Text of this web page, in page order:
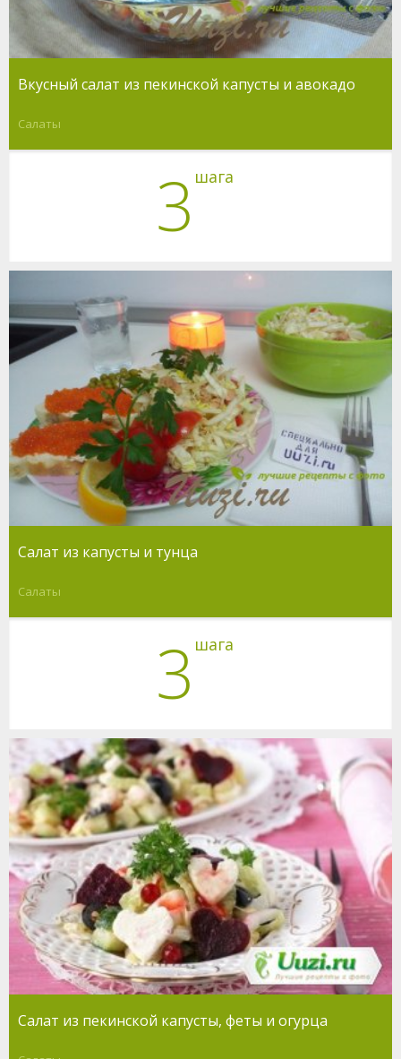
Вкусный салат из пекинской капусты и авокадо
Салаты
3 шага
Салат из капусты и тунца
Салаты
3 шага
Салат из пекинской капусты, феты и огурца